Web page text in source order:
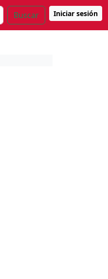
Buscar Iniciar sesión